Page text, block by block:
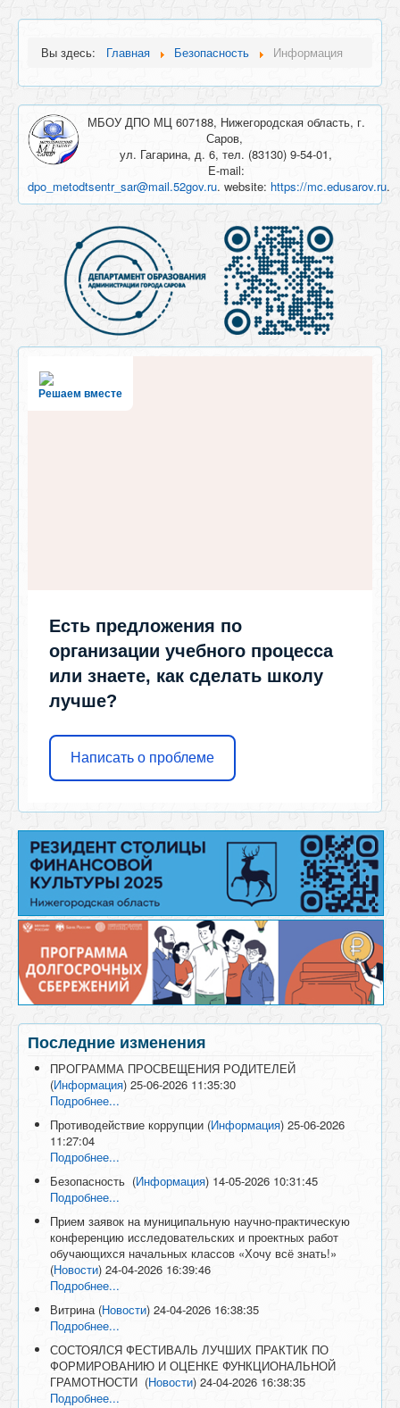
Вы здесь: Главная Безопасность Информация
МБОУ ДПО МЦ 607188, Нижегородская область, г.
Саров,
ул. Гагарина, д. 6, тел. (83130) 9-54-01,
E-mail:
dpo_metodtsentr_sar@mail.52gov.ru. website: https://mc.edusarov.ru.
Решаем вместе
Есть предложения по
организации учебного процесса
или знаете, как сделать школу
лучше?
Написать о проблеме
Последние изменения
ПРОГРАММА ПРОСВЕЩЕНИЯ РОДИТЕЛЕЙ
(Информация) 25-06-2026 11:35:30
Подробнее...
Противодействие коррупции (Информация) 25-06-2026
11:27:04
Подробнее...
Безопасность (Информация) 14-05-2026 10:31:45
Подробнее...
Прием заявок на муниципальную научно-практическую
конференцию исследовательских и проектных работ
обучающихся начальных классов «Хочу всё знать!»
(Новости) 24-04-2026 16:39:46
Подробнее...
Витрина (Новости) 24-04-2026 16:38:35
Подробнее...
СОСТОЯЛСЯ ФЕСТИВАЛЬ ЛУЧШИХ ПРАКТИК ПО
ФОРМИРОВАНИЮ И ОЦЕНКЕ ФУНКЦИОНАЛЬНОЙ
ГРАМОТНОСТИ (Новости) 24-04-2026 16:38:35
Подробнее...